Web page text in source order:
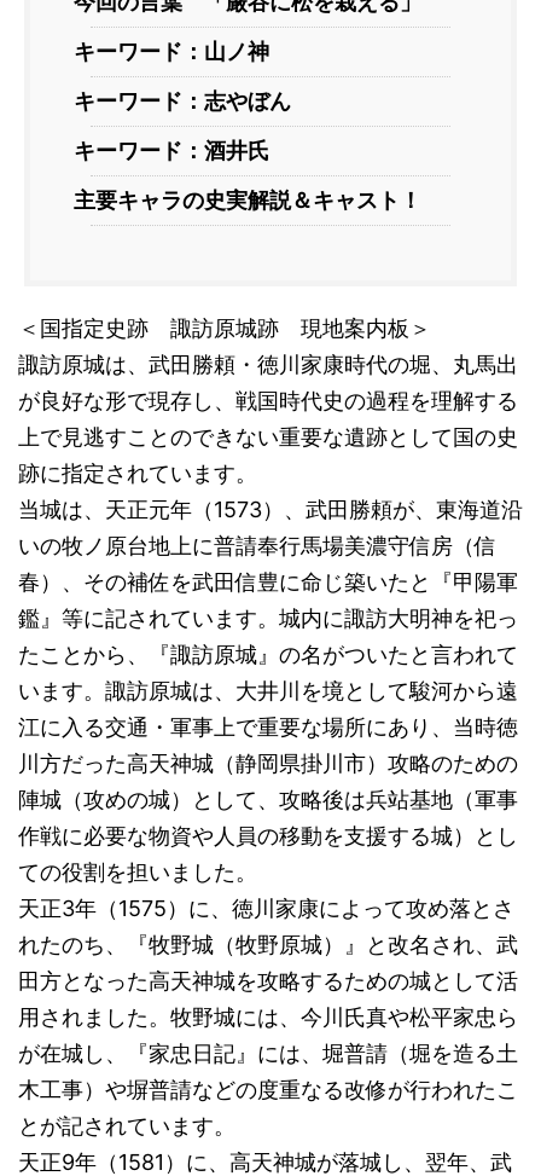
キーワード：山ノ神
キーワード：志やぼん
キーワード：酒井氏
主要キャラの史実解説＆キャスト！
＜国指定史跡 諏訪原城跡 現地案内板＞
諏訪原城は、武田勝頼・徳川家康時代の堀、丸馬出
が良好な形で現存し、戦国時代史の過程を理解する
上で見逃すことのできない重要な遺跡として国の史
跡に指定されています。
当城は、天正元年（1573）、武田勝頼が、東海道沿
いの牧ノ原台地上に普請奉行馬場美濃守信房（信
春）、その補佐を武田信豊に命じ築いたと『甲陽軍
鑑』等に記されています。城内に諏訪大明神を祀っ
たことから、『諏訪原城』の名がついたと言われて
います。諏訪原城は、大井川を境として駿河から遠
江に入る交通・軍事上で重要な場所にあり、当時徳
川方だった高天神城（静岡県掛川市）攻略のための
陣城（攻めの城）として、攻略後は兵站基地（軍事
作戦に必要な物資や人員の移動を支援する城）とし
ての役割を担いました。
天正3年（1575）に、徳川家康によって攻め落とさ
れたのち、『牧野城（牧野原城）』と改名され、武
田方となった高天神城を攻略するための城として活
用されました。牧野城には、今川氏真や松平家忠ら
が在城し、『家忠日記』には、堀普請（堀を造る土
木工事）や塀普請などの度重なる改修が行われたこ
とが記されています。
天正9年（1581）に、高天神城が落城し、翌年、武